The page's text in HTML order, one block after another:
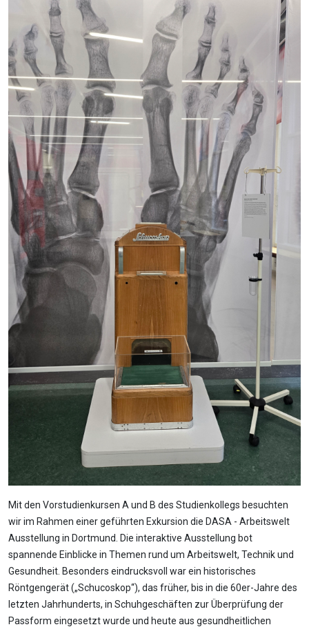
Mit den Vorstudienkursen A und B des Studienkollegs besuchten
wir im Rahmen einer geführten Exkursion die DASA - Arbeitswelt
Ausstellung in Dortmund. Die interaktive Ausstellung bot
spannende Einblicke in Themen rund um Arbeitswelt, Technik und
Gesundheit. Besonders eindrucksvoll war ein historisches
Röntgengerät („Schucoskop“), das früher, bis in die 60er-Jahre des
letzten Jahrhunderts, in Schuhgeschäften zur Überprüfung der
Passform eingesetzt wurde und heute aus gesundheitlichen